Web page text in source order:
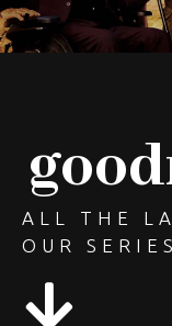
ALL THE
OUR SERIES